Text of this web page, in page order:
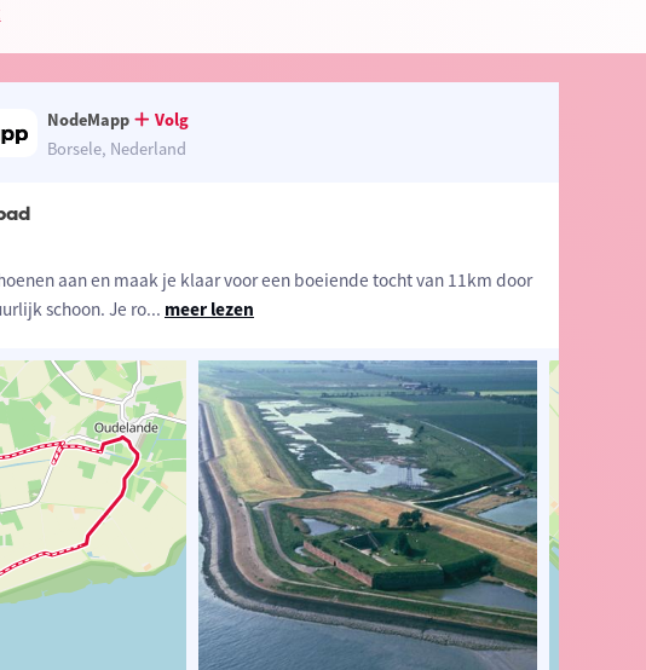
NodeMapp
Volg
Borsele, Nederland
aan en maak je klaar voor een boeiende tocht van 11km door
schoon. Je ro... meer lezen